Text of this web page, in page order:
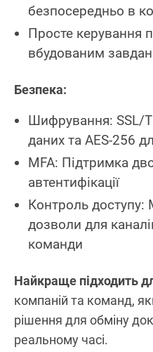
безпосередньо в
Просте керування
вбудованим
Безпека:
Шифрування: SSL/
даних та AES-256
MFA: Підтримка
автентифікації
Контроль
дозволи для
команди
Найкраще підходить
компаній та команд,
рішення для обміну
реальному часі.